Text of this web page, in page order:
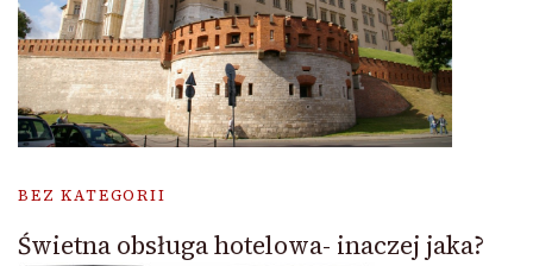
BEZ KATEGORII
Świetna obsługa hotelowa- inaczej jaka?